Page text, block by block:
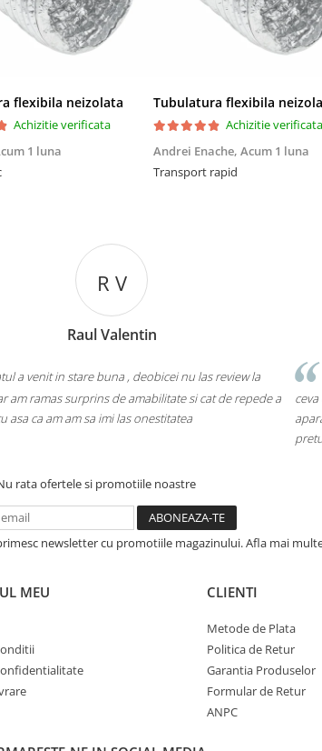
flexibila neizolata
Achizitie verificata
1 luna
Tubulatura flexibila
Achizitie verificata
Andrei Enache, Acum 1 luna
Transport rapid
R V
Raul Valentin
a venit in stare buna , deobicei nu las review la
am ramas surprins de amabilitate si cat de repede a
asa ca am am sa imi las onestitatea
rata ofertele si promotiile noastre
newsletter cu promotiile magazinului. Afla mai
MEU CLIENTI
Metode de Plata
Politica de Retur
Garantia Produselor
Formular de Retur
ANPC